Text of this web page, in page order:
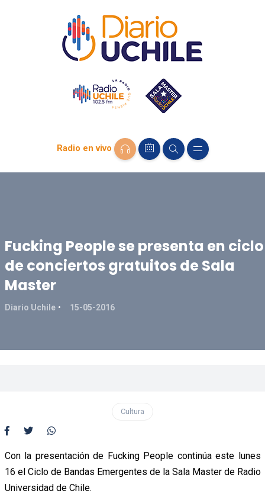
Radio en vivo
Fucking People se presenta en ciclo
de conciertos gratuitos de Sala
Master
Diario Uchile 15-05-2016
Cultura
Con la presentación de Fucking People continúa este lunes
16 el Ciclo de Bandas Emergentes de la Sala Master de Radio
Universidad de Chile.